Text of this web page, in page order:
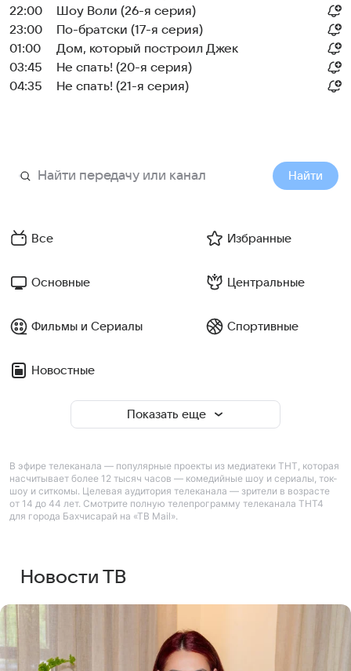
22:00
Шоу Воли (26-я серия)
23:00
По-братски (17-я серия)
01:00
Дом, который построил Джек
03:45
Не спать! (20-я серия)
04:35
Не спать! (21-я серия)
Найти
Все Избранные
Основные Центральные
Фильмы и Сериалы Спортивные
Новостные
Показать еще
В эфире телеканала — популярные проекты из медиатеки ТНТ, которая
насчитывает более 12 тысяч часов — комедийные шоу и сериалы, ток-
шоу и ситкомы. Целевая аудитория телеканала — зрители в возрасте
от 14 до 44 лет. Смотрите полную телепрограмму телеканала ТНТ4
для города Бахчисарай на «ТВ Mail».
Новости ТВ